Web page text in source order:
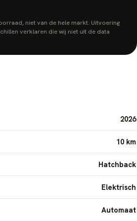
niet van de hele markt. Uitvoering
verklaren die wij niet uit de data
2026
10 km
Hatchback
Elektrisch
Automaat